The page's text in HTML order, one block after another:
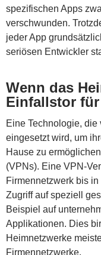
spezifischen Apps
verschwunden.
jeder App
seriösen Entwickler
Wenn das
Einfallstor
Eine Technologie,
eingesetzt wird, um
Hause zu
(VPNs). Eine VPN-
Firmennetzwerk bis
Zugriff auf speziell
Beispiel auf
Applikationen. Dies
Heimnetzwerke
Firmennetzwerke.